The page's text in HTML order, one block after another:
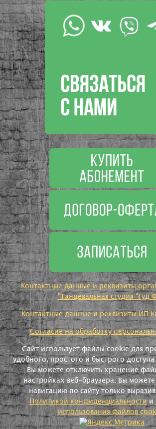
Контактные данные и реквизиты
"Танцевальная студия "Гуд
Контактные данные и реквизиты ИП
Согласие на обработку
Сайт использует файлы cookie для
удобного, простого и быстрого
Вы можете отключить хранение
настройках веб-браузера. Вы
навигацию по сайту только
Политикой конфиденциальностии
использования файлов